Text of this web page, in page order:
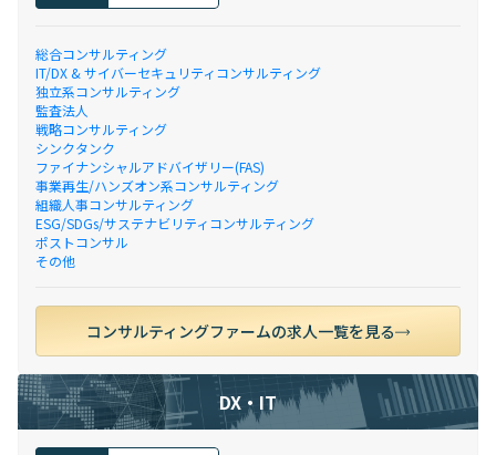
総合コンサルティング
IT/DX & サイバーセキュリティコンサルティング
独立系コンサルティング
監査法人
戦略コンサルティング
シンクタンク
ファイナンシャルアドバイザリー(FAS)
事業再生/ハンズオン系コンサルティング
組織人事コンサルティング
ESG/SDGs/サステナビリティコンサルティング
ポストコンサル
その他
コンサルティングファームの求人一覧を見る
DX・IT